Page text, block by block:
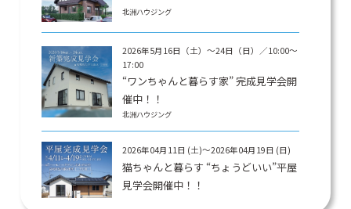
北洲ハウジング
2026年5月16日（土）〜24日（日）／10:00〜
17:00
“ワンちゃんと暮らす家” 完成見学会開
催中！！
北洲ハウジング
2026年04月11日 (土)～2026年04月19日 (日)
猫ちゃんと暮らす “ちょうどいい”平屋
見学会開催中！！